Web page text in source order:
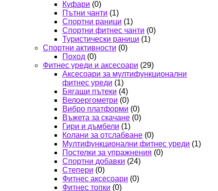
Куфари (0)
Пътни чанти (1)
Спортни раници (1)
Спортни фитнес чанти (0)
Туристически раници (1)
Спортни активности (0)
Поход (0)
Фитнес уреди и аксесоари (29)
Аксесоари за мултифункционални
фитнес уреди (1)
Бягащи пътеки (4)
Велоергометри (0)
Вибро платформи (0)
Въжета за скачане (0)
Гири и дъмбели (1)
Колани за отслабване (0)
Мултифункционални фитнес уреди (1)
Постелки за упражнения (0)
Спортни добавки (24)
Степери (0)
Фитнес аксесоари (0)
Фитнес топки (0)